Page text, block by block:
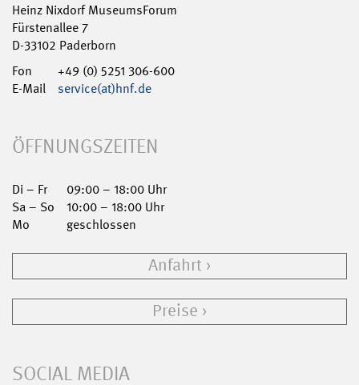
Heinz Nixdorf MuseumsForum
Fürstenallee 7
D-33102 Paderborn
Fon
+49 (0) 5251 306-600
E-Mail
service(at)hnf.de
ÖFFNUNGSZEITEN
Di – Fr
09:00 – 18:00 Uhr
Sa – So
10:00 – 18:00 Uhr
Mo
geschlossen
Anfahrt
Preise
SOCIAL MEDIA